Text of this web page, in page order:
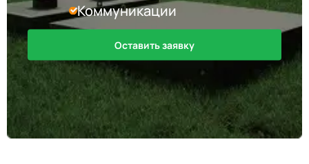
Коммуникации
Оставить заявку